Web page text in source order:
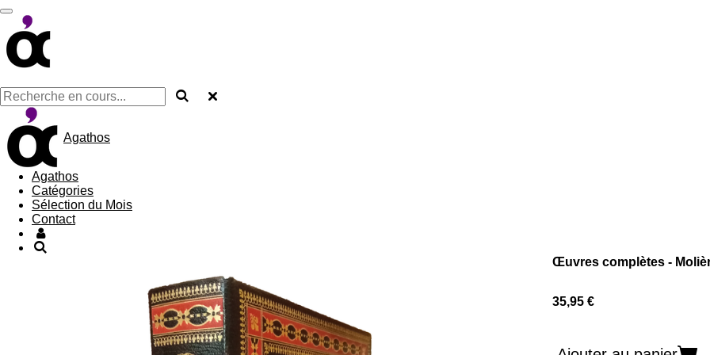
Passer
au
contenu
principal
Agathos
Agathos
Catégories
Sélection du Mois
Contact
Œuvres complètes -
35,95 €